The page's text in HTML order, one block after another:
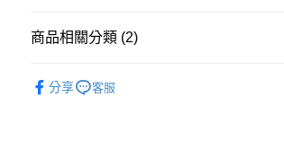
５．嚴禁一人註冊多個帳號或使用他人資訊註冊。
商品相關分類 (2)
分享 客服